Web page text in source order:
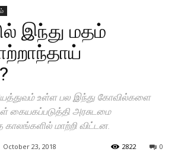
இந்து மதம்
உள்ள பல இந்து கோவில்களை
கையகப்படுத்தி அரசுடமை
மாற்றி விட்டன.
October 23, 2018 0
2822